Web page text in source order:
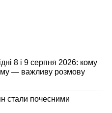
8 і 9 серпня 2026: кому
— важливу розмову
стали почесними